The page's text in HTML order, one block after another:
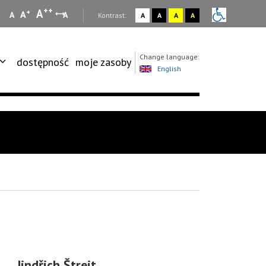
A A+ A++ A Kontrast: A A A A
dostępność moje zasoby
Change language:
English